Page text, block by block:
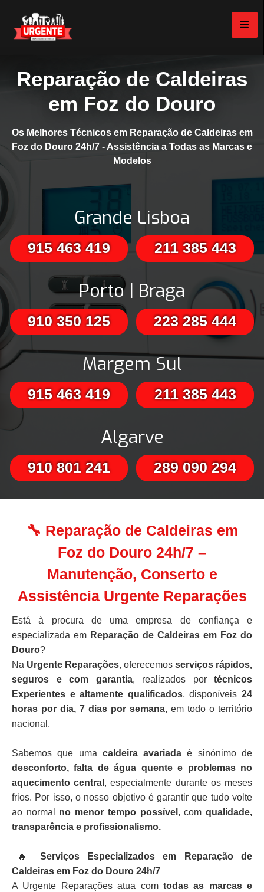
Reparação de Caldeiras
em Foz do Douro
Os Melhores Técnicos em Reparação de Caldeiras em
Foz do Douro 24h/7 - Assistência a Todas as Marcas e
Modelos
Grande Lisboa
915 463 419 211 385 443
Porto | Braga
910 350 125 223 285 444
Margem Sul
915 463 419 211 385 443
Algarve
910 801 241 289 090 294
🔧 Reparação de Caldeiras em
Foz do Douro 24h/7 –
Manutenção, Conserto e
Assistência Urgente Reparações
Está à procura de uma empresa de confiança e
especializada em Reparação de Caldeiras em Foz do
Douro?
Na Urgente Reparações, oferecemos serviços rápidos,
seguros e com garantia, realizados por técnicos
Experientes e altamente qualificados, disponíveis24
horas por dia, 7 dias por semana, em todo o território
nacional.
Sabemos que uma caldeira avariada é sinónimo de
desconforto, falta de água quente e problemas no
aquecimento central , especialmente durante os meses
frios. Por isso, o nosso objetivo é garantir que tudo volte
ao normal no menor tempo possível , comqualidade,
transparência e profissionalismo.
🔥
Serviços Especializados em Reparação de
Caldeiras em Foz do Douro 24h/7
A Urgente Reparações atua com todas as marcas e